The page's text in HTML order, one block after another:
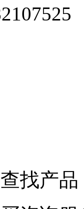
找产品